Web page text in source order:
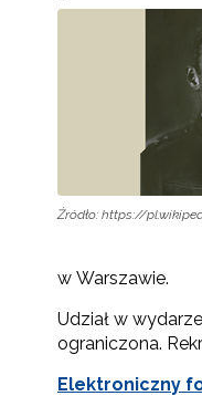
Źródło: https://
w Warszawie.
Udział w
ograniczona.
Elektroniczny